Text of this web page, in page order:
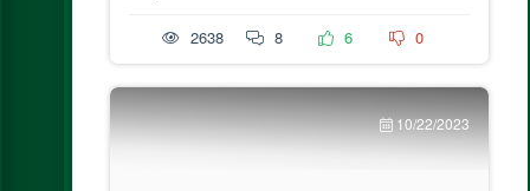
2638 8 6 0
10/22/2023